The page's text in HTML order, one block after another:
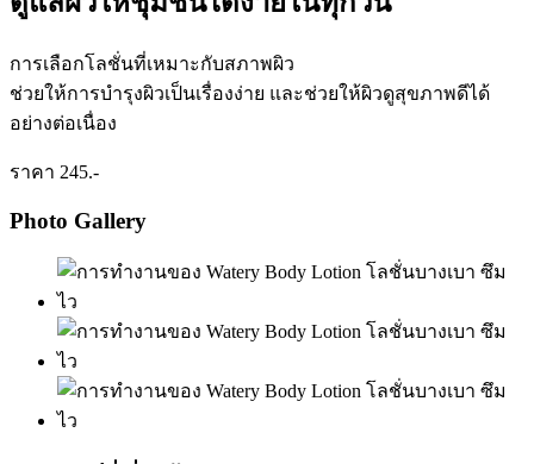
การเลือกโลชั่นที่เหมาะกับสภาพผิว
ช่วยให้การบำรุงผิวเป็นเรื่องง่าย และช่วยให้ผิวดูสุขภาพดีได้
อย่างต่อเนื่อง
ราคา 245.-
Photo Gallery